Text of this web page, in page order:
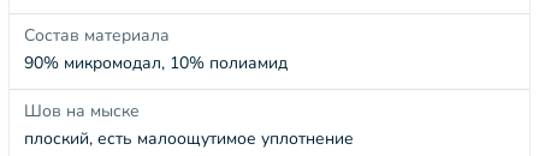
Состав материала
90% микромодал, 10% полиамид
Шов на мыске
плоский, есть малоощутимое уплотнение